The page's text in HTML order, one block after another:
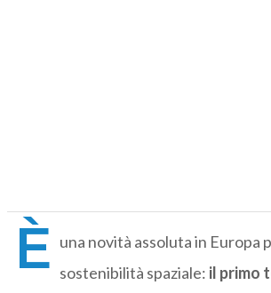
È una novità assoluta in Europa
sostenibilità spaziale: il primo